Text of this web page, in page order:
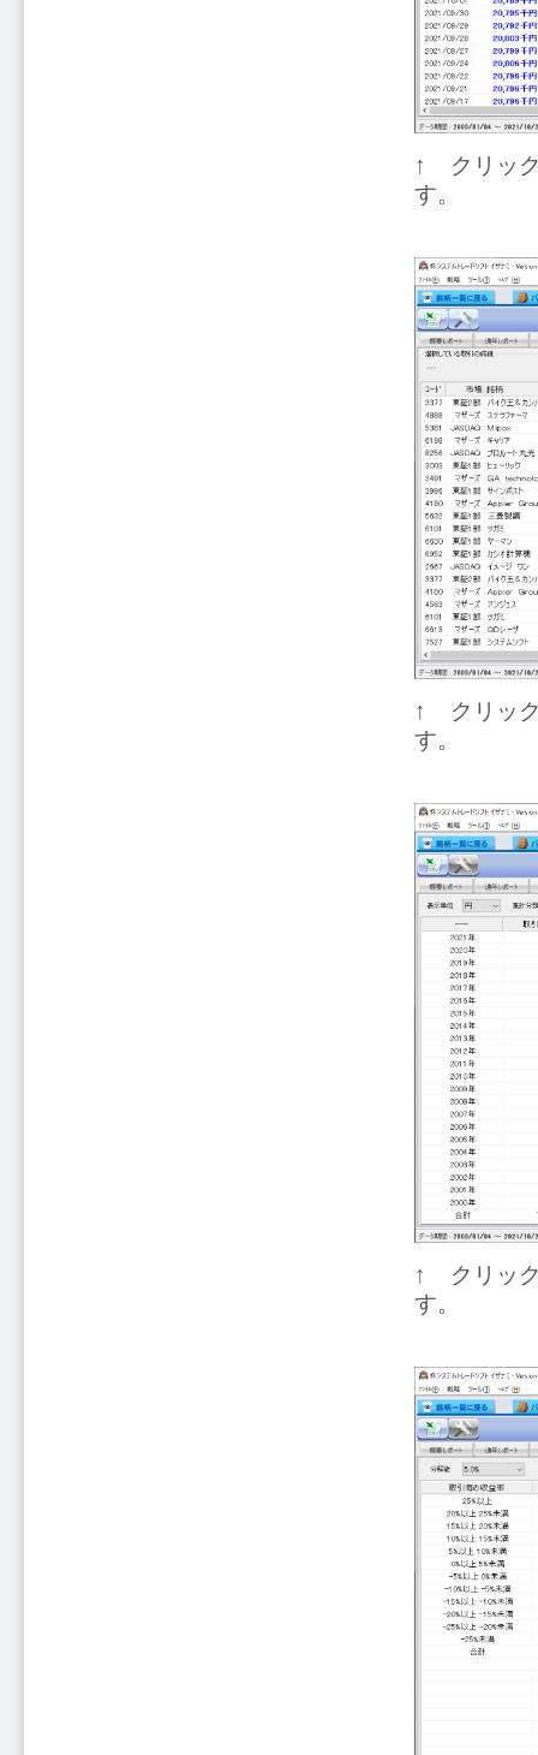
↑ クリック
す。
↑ クリック
す。
↑ クリック
す。